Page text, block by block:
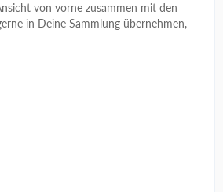
von vorne zusammen mit den
in Deine Sammlung übernehmen,